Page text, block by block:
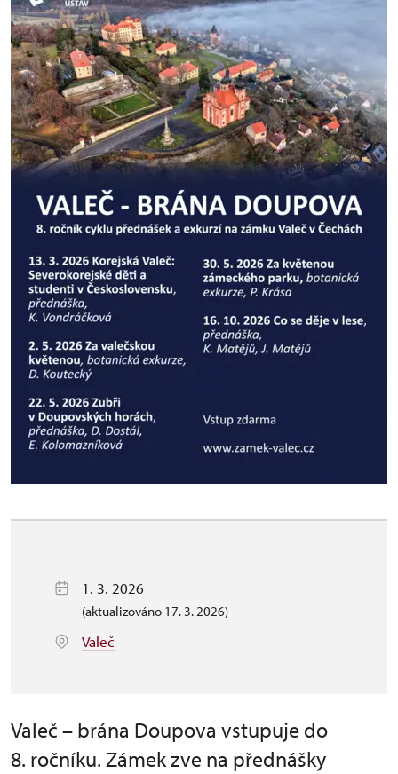
1. 3. 2026
(aktualizováno 17. 3. 2026)
Valeč
Valeč – brána Doupova vstupuje do
8. ročníku. Zámek zve na přednášky